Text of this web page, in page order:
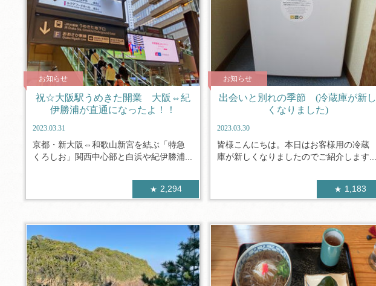
お知らせ
祝☆大阪駅うめきた開業 大阪⇔紀
伊勝浦が直通になったよ！！
2023.03.31
京都・新大阪⇔和歌山新宮を結ぶ「特急
くろしお」関西中心部と白浜や紀伊勝浦...
2,294
お知らせ
出会いと別れの季節 (冷蔵庫が新し
くなりました)
2023.03.30
皆様こんにちは。本日はお客様用の冷蔵
庫が新しくなりましたのでご紹介します...
1,183